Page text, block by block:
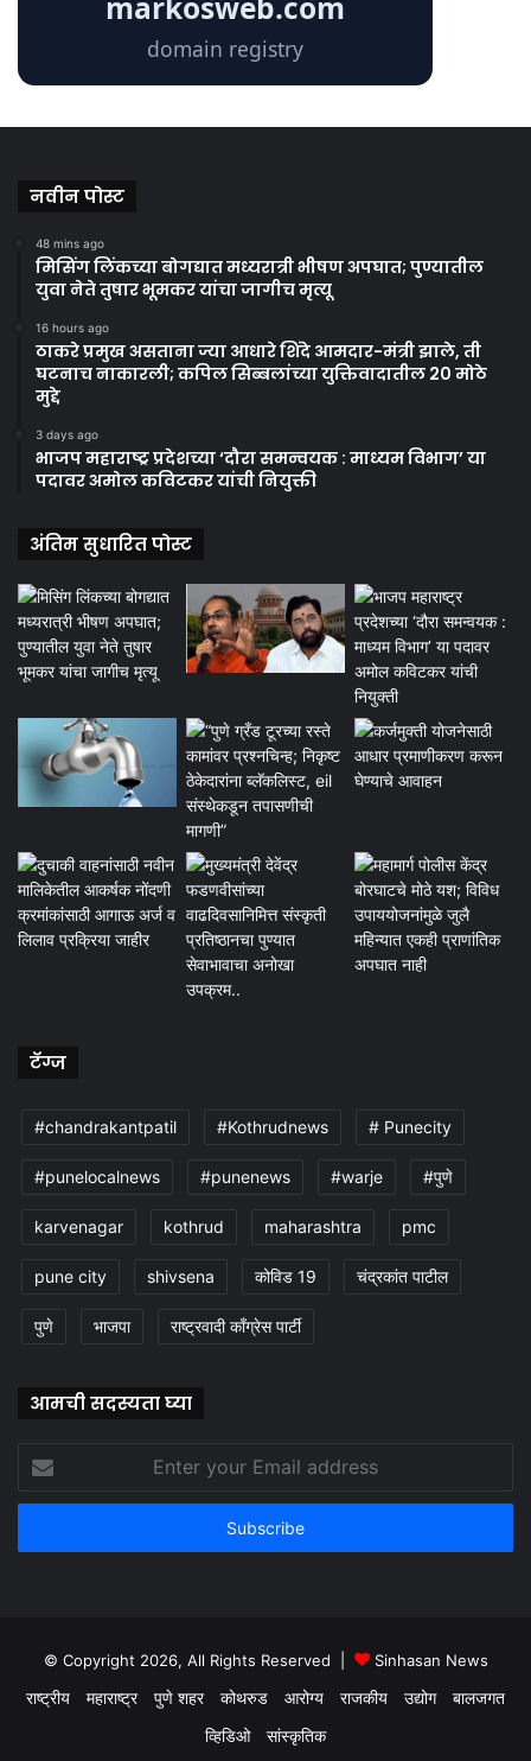
नवीन पोस्ट
48 mins ago
मिसिंग लिंकच्या बोगद्यात मध्यरात्री भीषण अपघात; पुण्यातील
युवा नेते तुषार भूमकर यांचा जागीच मृत्यू
16 hours ago
ठाकरे प्रमुख असताना ज्या आधारे शिंदे आमदार-मंत्री झाले, ती
घटनाच नाकारली; कपिल सिब्बलांच्या युक्तिवादातील 20 मोठे
मुद्दे
3 days ago
भाजप महाराष्ट्र प्रदेशच्या ‘दौरा समन्वयक : माध्यम विभाग’ या
पदावर अमोल कविटकर यांची नियुक्ती
अंतिम सुधारित पोस्ट
टॅग्ज
#chandrakantpatil #Kothrudnews # Punecity
#punelocalnews #punenews #warje #पुणे
karvenagar kothrud maharashtra pmc
pune city shivsena कोविड 19 चंद्रकांत पाटील
पुणे भाजपा राष्ट्रवादी काँग्रेस पार्टी
आमची सदस्यता घ्या
your
Email
© Copyright 2026, All Rights Reserved | Sinhasan News
राष्ट्रीय महाराष्ट्र पुणे शहर कोथरुड आरोग्य राजकीय उद्योग
बालजगत
व्हिडिओ
सांस्कृतिक